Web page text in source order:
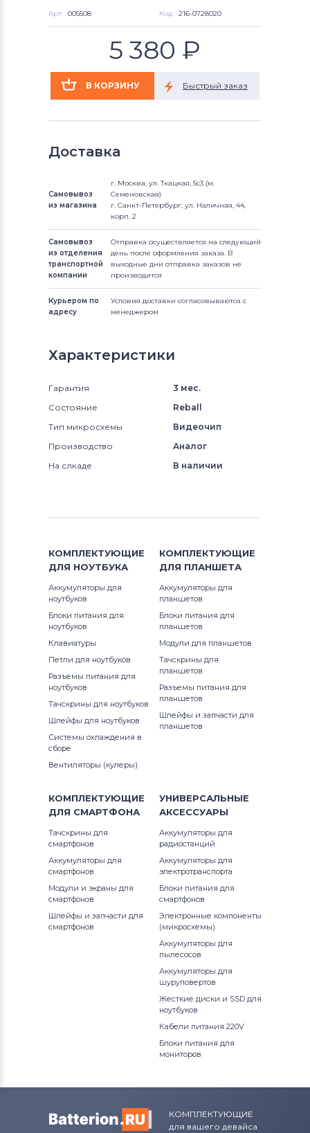
Арт: 005508 Код: 216-0728020
5 380 ₽
Доставка
Самовывоз
из магазина
г. Москва, ул. Ткацкая, 5с3 (м.
Семеновская)
г. Санкт-Петербург, ул. Наличная, 44,
корп. 2
Самовывоз
из отделения
транспортной
компании
Отправка осуществляется на следующий
день после оформления заказа. В
выходные дни отправка заказов не
производится
Курьером по
адресу
Условия доставки согласовываются с
менеджером
Характеристики
Гарантия
3 мес.
Состояние
Reball
Тип микросхемы
Видеочип
Производство
Аналог
На слкаде
В наличии
КОМПЛЕКТУЮЩИЕ
ДЛЯ НОУТБУКА
Аккумуляторы для
ноутбуков
Блоки питания для
ноутбуков
Клавиатуры
Петли для ноутбуков
Разъемы питания для
ноутбуков
Тачскрины для ноутбуков
Шлейфы для ноутбуков
Системы охлаждения в
сборе
Вентиляторы (кулеры)
КОМПЛЕКТУЮЩИЕ
ДЛЯ ПЛАНШЕТА
Аккумуляторы для
планшетов
Блоки питания для
планшетов
Модули для планшетов
Тачскрины для
планшетов
Разъемы питания для
планшетов
Шлейфы и запчасти для
планшетов
КОМПЛЕКТУЮЩИЕ
ДЛЯ СМАРТФОНА
Тачскрины для
смартфонов
Аккумуляторы для
смартфонов
Модули и экраны для
смартфонов
Шлейфы и запчасти для
смартфонов
УНИВЕРСАЛЬНЫЕ
АКСЕССУАРЫ
Аккумуляторы для
радиостанций
Аккумуляторы для
электротранспорта
Блоки питания для
смартфонов
Электронные компоненты
(микросхемы)
Аккумуляторы для
пылесосов
Аккумуляторы для
шуруповертов
Жесткие диски и SSD для
ноутбуков
Кабели питания 220V
Блоки питания для
мониторов
КОМПЛЕКТУЮЩИЕ
для вашего девайса